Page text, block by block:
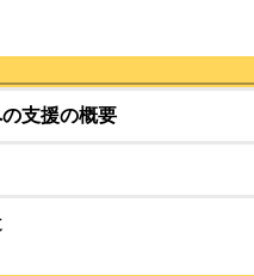
支援の概要